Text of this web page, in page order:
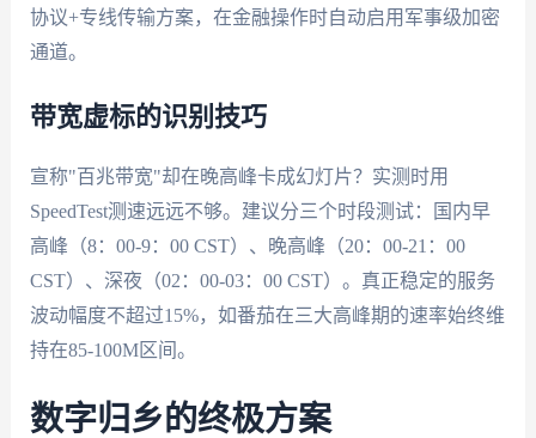
协议+专线传输方案，在金融操作时自动启用军事级加密
通道。
带宽虚标的识别技巧
宣称"百兆带宽"却在晚高峰卡成幻灯片？实测时用
SpeedTest测速远远不够。建议分三个时段测试：国内早
高峰（8：00-9：00 CST）、晚高峰（20：00-21：00
CST）、深夜（02：00-03：00 CST）。真正稳定的服务
波动幅度不超过15%，如番茄在三大高峰期的速率始终维
持在85-100M区间。
数字归乡的终极方案